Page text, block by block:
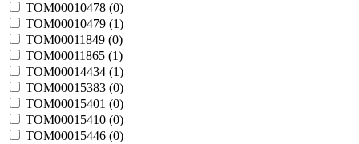
TOM00010478 (0)
TOM00010479 (1)
TOM00011849 (0)
TOM00011865 (1)
TOM00014434 (1)
TOM00015383 (0)
TOM00015401 (0)
TOM00015410 (0)
TOM00015446 (0)